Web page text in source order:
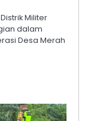
Militer
dalam
Desa Merah